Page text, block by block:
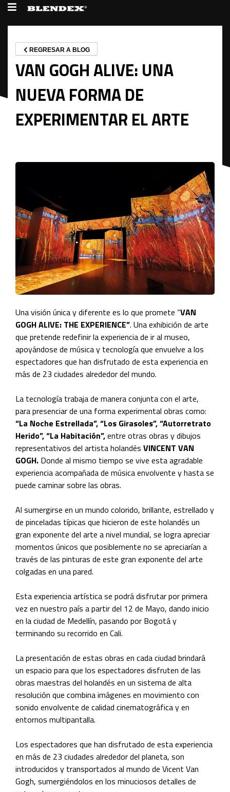
REGRESAR A BLOG
VAN GOGH ALIVE: UNA
NUEVA FORMA DE
EXPERIMENTAR EL ARTE
Una visión única y diferente es lo que promete “VAN
GOGH ALIVE: THE EXPERIENCE”. Una exhibición de arte
que pretende redefinir la experiencia de ir al museo,
apoyándose de música y tecnología que envuelve a los
espectadores que han disfrutado de esta experiencia en
más de 23 ciudades alrededor del mundo.
La tecnología trabaja de manera conjunta con el arte,
para presenciar de una forma experimental obras como:
“La Noche Estrellada”, “Los Girasoles”, “Autorretrato
Herido”, “La Habitación”,entre otras obras y dibujos
representativos del artista holandés VINCENT VAN
GOGH. Donde al mismo tiempo se vive esta agradable
experiencia acompañada de música envolvente y hasta se
puede caminar sobre las obras.
Al sumergirse en un mundo colorido, brillante, estrellado y
de pinceladas típicas que hicieron de este holandés un
gran exponente del arte a nivel mundial, se logra apreciar
momentos únicos que posiblemente no se apreciarían a
través de las pinturas de este gran exponente del arte
colgadas en una pared.
Esta experiencia artística se podrá disfrutar por primera
vez en nuestro país a partir del 12 de Mayo, dando inicio
en la ciudad de Medellín, pasando por Bogotá y
terminando su recorrido en Cali.
La presentación de estas obras en cada ciudad brindará
un espacio para que los espectadores disfruten de las
obras maestras del holandés en un sistema de alta
resolución que combina imágenes en movimiento con
sonido envolvente de calidad cinematográfica y en
entornos multipantalla.
Los espectadores que han disfrutado de esta experiencia
en más de 23 ciudades alrededor del planeta, son
introducidos y transportados al mundo de Vicent Van
Gogh, sumergiéndolos en los minuciosos detalles de